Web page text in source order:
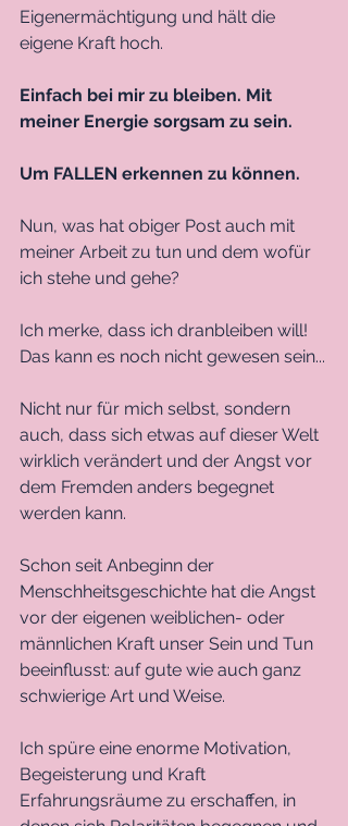
Eigenermächtigung und hält die
eigene Kraft hoch.
Einfach bei mir zu bleiben. Mit
meiner Energie sorgsam zu sein.
Um FALLEN erkennen zu können.
Nun, was hat obiger Post auch mit
meiner Arbeit zu tun und dem wofür
ich stehe und gehe?
Ich merke, dass ich dranbleiben will!
Das kann es noch nicht gewesen sein...
Nicht nur für mich selbst, sondern
auch, dass sich etwas auf dieser Welt
wirklich verändert und der Angst vor
dem Fremden anders begegnet
werden kann.
Schon seit Anbeginn der
Menschheitsgeschichte hat die Angst
vor der eigenen weiblichen- oder
männlichen Kraft unser Sein und Tun
beeinflusst: auf gute wie auch ganz
schwierige Art und Weise.
Ich spüre eine enorme Motivation,
Begeisterung und Kraft
Erfahrungsräume zu erschaffen, in